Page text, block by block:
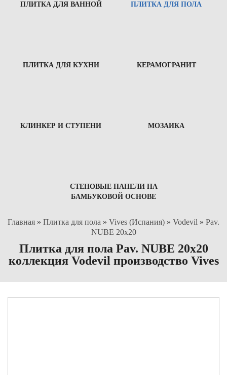
ПЛИТКА ДЛЯ ВАННОЙ ПЛИТКА ДЛЯ ПОЛА
ПЛИТКА ДЛЯ КУХНИ КЕРАМОГРАНИТ
КЛИНКЕР И СТУПЕНИ МОЗАИКА
СТЕНОВЫЕ ПАНЕЛИ НА
БАМБУКОВОЙ ОСНОВЕ
Главная » Плитка для пола » Vives (Испания) » Vodevil » Pav.
NUBE 20x20
Плитка для пола Pav. NUBE 20x20
коллекция Vodevil производство Vives